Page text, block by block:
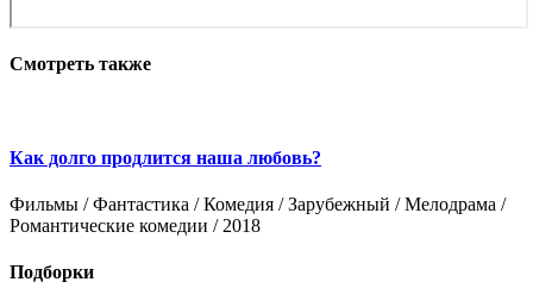
Смотреть также
Как долго продлится наша любовь?
Фильмы / Фантастика / Комедия / Зарубежный / Мелодрама /
Романтические комедии / 2018
Подборки